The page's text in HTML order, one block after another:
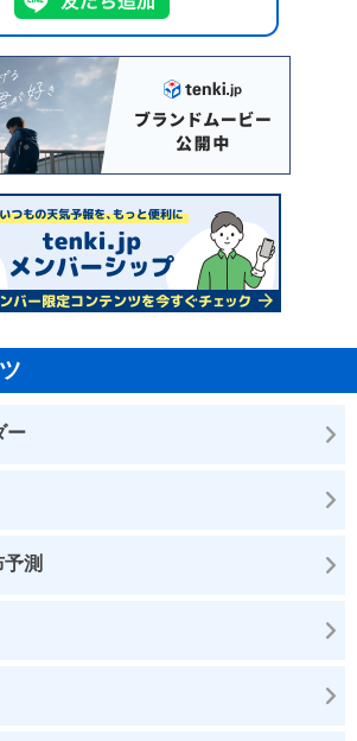
ー
測